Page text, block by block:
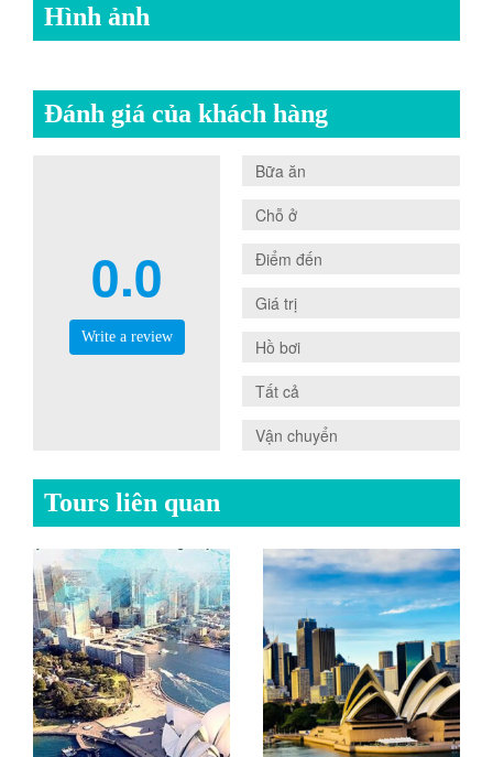
Hình ảnh
Đánh giá của khách hàng
0.0
Write a review
0.0Bữa ăn
0.0
Chỗ ở
0.0
Điểm đến
0.0
Giá trị
0.0Hồ bơi
0.0
Tất cả
0.0
Vận chuyển
Tours liên quan